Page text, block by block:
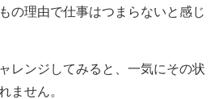
の理由で仕事はつまらないと感じ
レンジしてみると、一気にその状
ません。